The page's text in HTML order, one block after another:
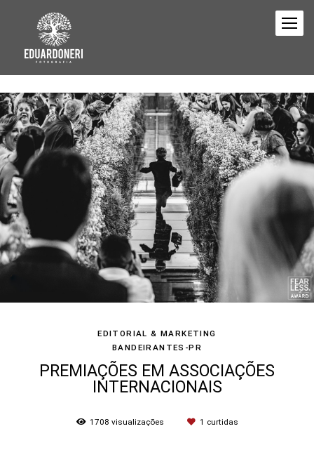
EDITORIAL & MARKETING
BANDEIRANTES-PR
PREMIAÇÕES EM ASSOCIAÇÕES
INTERNACIONAIS
1708 visualizações 1 curtidas